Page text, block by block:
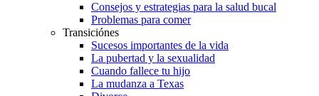
Consejos y estrategias para la salud bucal
Problemas para comer
Transiciónes
Sucesos importantes de la vida
La pubertad y la sexualidad
Cuando fallece tu hijo
La mudanza a Texas